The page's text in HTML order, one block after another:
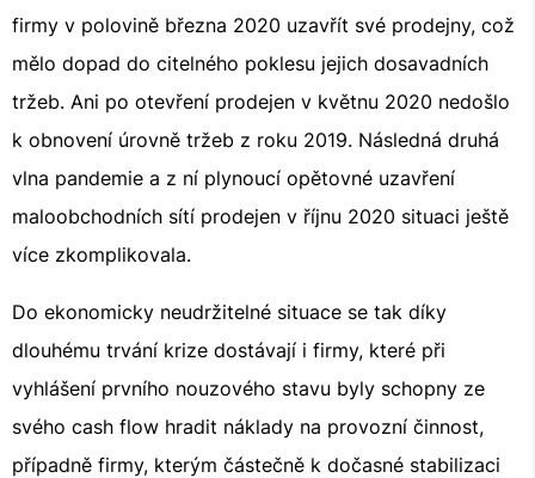
firmy v polovině března 2020 uzavřít své prodejny, což
mělo dopad do citelného poklesu jejich dosavadních
tržeb. Ani po otevření prodejen v květnu 2020 nedošlo
k obnovení úrovně tržeb z roku 2019. Následná druhá
vlna pandemie a z ní plynoucí opětovné uzavření
maloobchodních sítí prodejen v říjnu 2020 situaci ještě
více zkomplikovala.
Do ekonomicky neudržitelné situace se tak díky
dlouhému trvání krize dostávají i firmy, které při
vyhlášení prvního nouzového stavu byly schopny ze
svého cash flow hradit náklady na provozní činnost,
případně firmy, kterým částečně k dočasné stabilizaci